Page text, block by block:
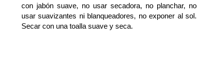
con jabón suave, no usar secadora, no planchar, no
usar suavizantes ni blanqueadores, no exponer al sol.
Secar con una toalla suave y seca.